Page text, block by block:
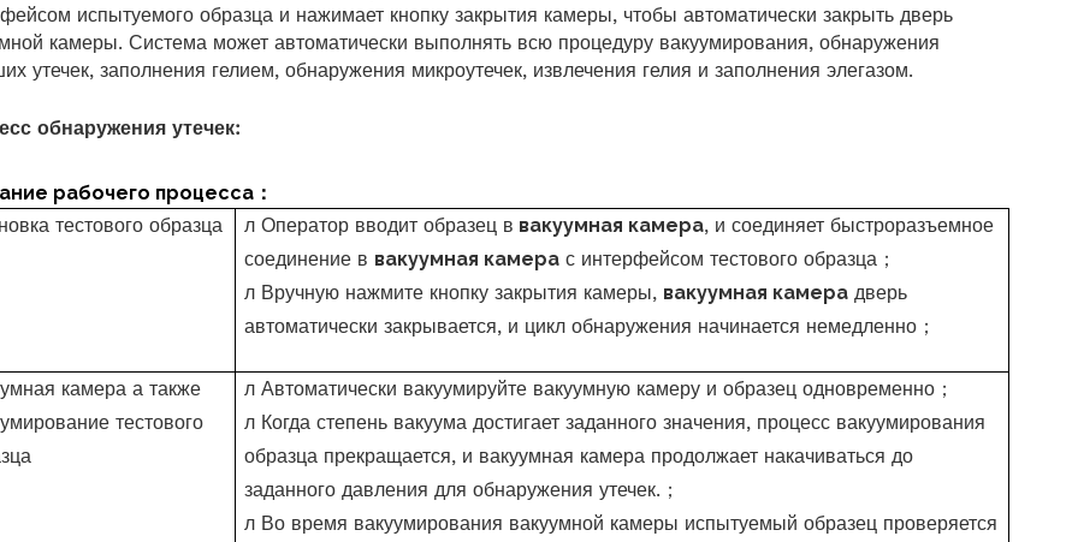
испытуемого образца и нажимает кнопку закрытия камеры, чтобы автоматически закрыть дверь
камеры. Система может автоматически выполнять всю процедуру вакуумирования, обнаружения
утечек, заполнения гелием, обнаружения микроутечек, извлечения гелия и заполнения элегазом.
обнаружения утечек:
рабочего процесса：
тестового образца
л Оператор вводит образец в вакуумная камера, и соединяет быстроразъемное
соединение в вакуумная камерас интерфейсом тестового образца ；
л Вручную нажмите кнопку закрытия камеры, вакуумная камерадверь
автоматически закрывается, и цикл обнаружения начинается немедленно；
камера а также
тестового
л Автоматически вакуумируйте вакуумную камеру и образец одновременно；
л Когда степень вакуума достигает заданного значения, процесс вакуумирования
образца прекращается, и вакуумная камера продолжает накачиваться до
заданного давления для обнаружения утечек. ；
л Во время вакуумирования вакуумной камеры испытуемый образец проверяется